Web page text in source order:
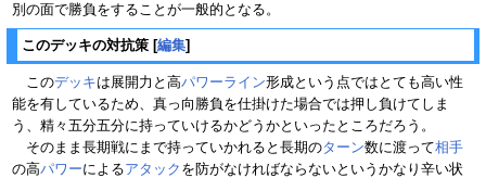
別の面で勝負をすることが一般的となる。
このデッキの対抗策 [編集]
このデッキは展開力と高パワーライン形成という点ではとても高い性
能を有しているため、真っ向勝負を仕掛けた場合では押し負けてしま
う、精々五分五分に持っていけるかどうかといったところだろう。
そのまま長期戦にまで持っていかれると長期のターン数に渡って相手
の高パワーによるアタック を防がなければならないというかなり辛い状